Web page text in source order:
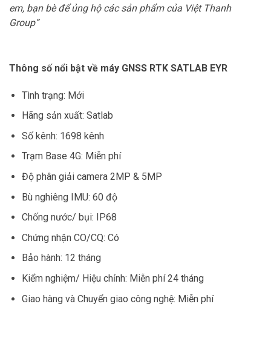
em, bạn bè để ủng hộ các sản phẩm của Việt Thanh
Group”
Thông số nổi bật về máy GNSS RTK SATLAB EYR
Tình trạng: Mới
Hãng sản xuất: Satlab
Số kênh: 1698 kênh
Trạm Base 4G: Miễn phí
Độ phân giải camera 2MP & 5MP
Bù nghiêng IMU: 60 độ
Chống nước/ bụi: IP68
Chứng nhận CO/CQ: Có
Bảo hành: 12 tháng
Kiểm nghiệm/ Hiệu chỉnh: Miễn phí 24 tháng
Giao hàng và Chuyển giao công nghệ: Miễn phí